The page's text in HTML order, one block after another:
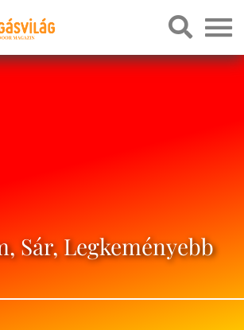
Sár, Legkeményebb